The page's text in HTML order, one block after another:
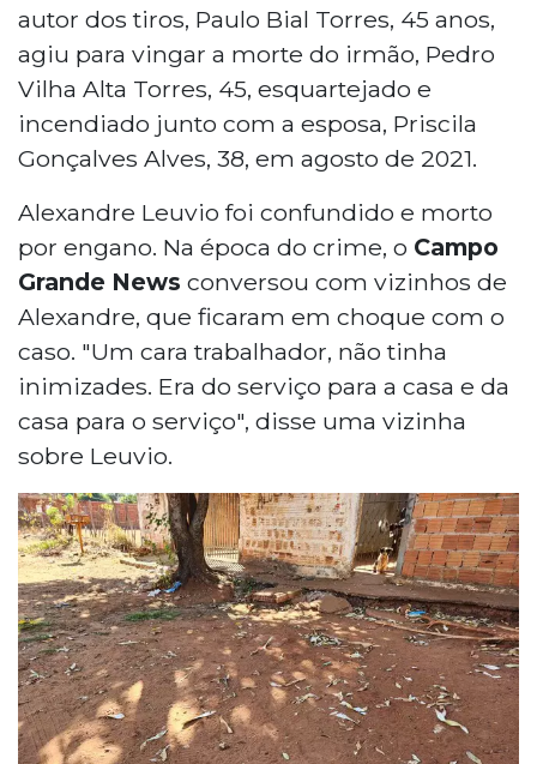
autor dos tiros, Paulo Bial Torres, 45 anos,
agiu para vingar a morte do irmão, Pedro
Vilha Alta Torres, 45, esquartejado e
incendiado junto com a esposa, Priscila
Gonçalves Alves, 38, em agosto de 2021.
Alexandre Leuvio foi confundido e morto
por engano. Na época do crime, o Campo
Grande News conversou com vizinhos de
Alexandre, que ficaram em choque com o
caso. "Um cara trabalhador, não tinha
inimizades. Era do serviço para a casa e da
casa para o serviço", disse uma vizinha
sobre Leuvio.